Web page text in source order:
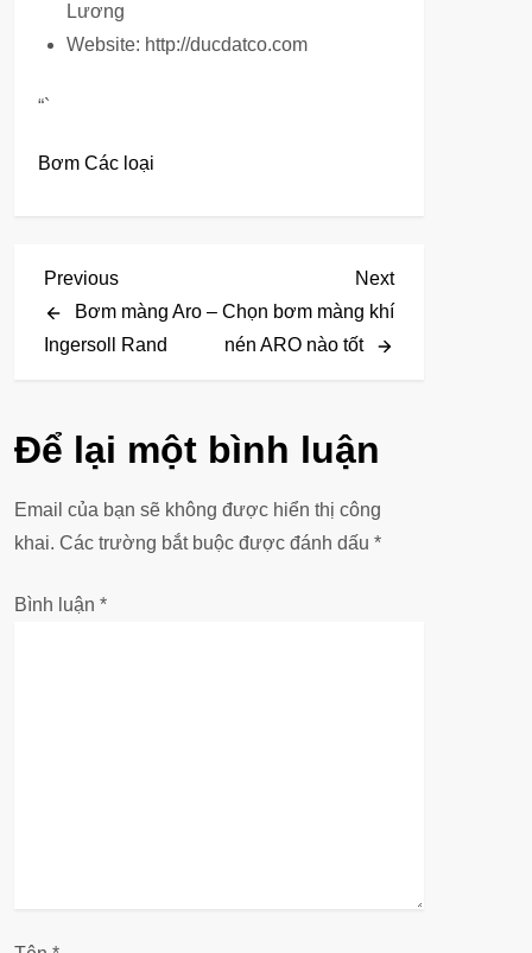
Lương
Website: http://ducdatco.com
“`
Bơm Các loại
Đ
i
u
h
ư
ớ
Previous
Post
Previous
Bơm màng Aro –
Ingersoll Rand
Next
Post
Next
Chọn bơm màng khí
nén ARO nào tốt
Để lại một bình luận
Email của bạn sẽ không được hiển thị công
khai. Các trường bắt buộc được đánh dấu *
Bình luận *